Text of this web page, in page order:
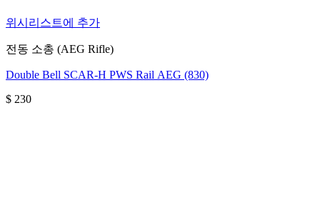
위시리스트에 추가
전동 소총 (AEG Rifle)
Double Bell SCAR-H PWS Rail AEG (830)
$ 230